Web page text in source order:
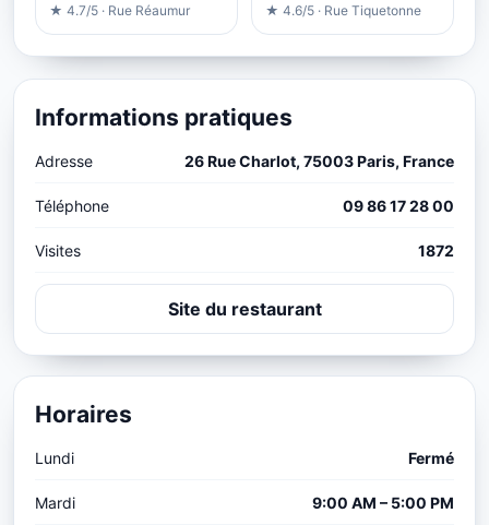
★ 4.7/5 · Rue Réaumur ★ 4.6/5 · Rue Tiquetonne
Informations pratiques
Adresse 26 Rue Charlot, 75003 Paris, France
Téléphone 09 86 17 28 00
Visites 1872
Site du restaurant
Horaires
Lundi Fermé
Mardi 9:00 AM – 5:00 PM